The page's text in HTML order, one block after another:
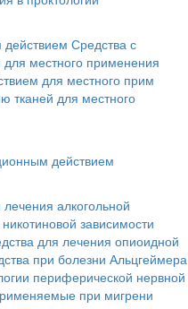
Средства с
местного применения
для местного прим
тканей для местного
действием
алкогольной
зависимости
для лечения опиоидной
при болезни Альцгеймера
периферической нервной
при мигрени